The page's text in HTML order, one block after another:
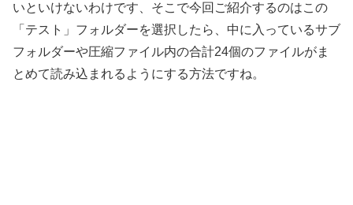
いといけないわけです、そこで今回ご紹介するのはこの
「テスト」フォルダーを選択したら、中に入っているサブ
フォルダーや圧縮ファイル内の合計24個のファイルがま
とめて読み込まれるようにする方法ですね。